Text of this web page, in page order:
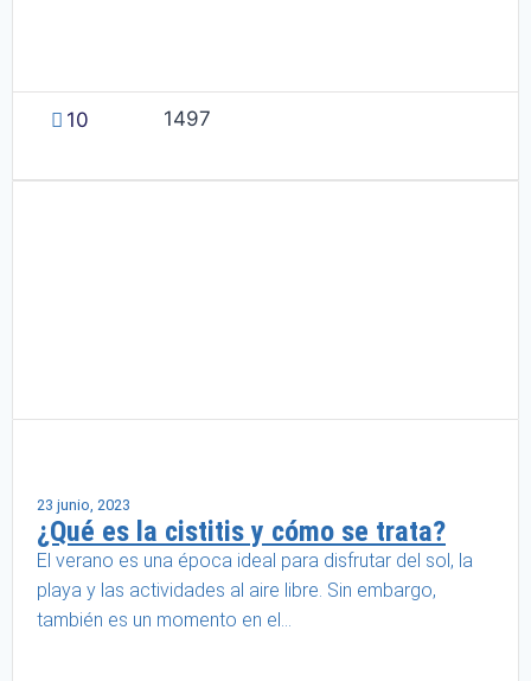
10 1497
23 junio, 2023
¿Qué es la cistitis y cómo se trata?
El verano es una época ideal para disfrutar del sol, la
playa y las actividades al aire libre. Sin embargo,
también es un momento en el...